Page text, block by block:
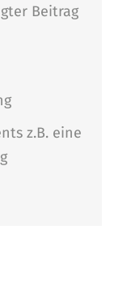
Beitrag
z.B. eine